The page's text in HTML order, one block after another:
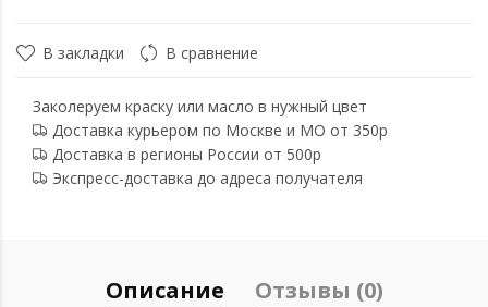
В закладки В сравнение
Заколеруем краску или масло в нужный цвет
Доставка курьером по Москве и МО от 350р
Доставка в регионы России от 500р
Экспресс-доставка до адреса получателя
Описание Отзывы (0)